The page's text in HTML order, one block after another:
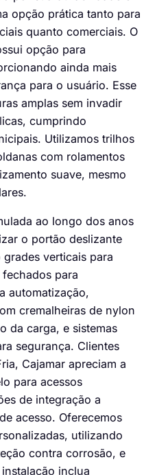
opção prática tanto para
quanto comerciais. O
opção para
ainda mais
para o usuário. Esse
amplas sem invadir
cumprindo
Utilizamos trilhos
com rolamentos
suave, mesmo
ao longo dos anos
o portão deslizante
verticais para
para
automatização,
cremalheiras de nylon
da carga, e sistemas
segurança. Clientes
Cajamar apreciam a
para acessos
de integração a
acesso. Oferecemos
utilizando
contra corrosão, e
inclua